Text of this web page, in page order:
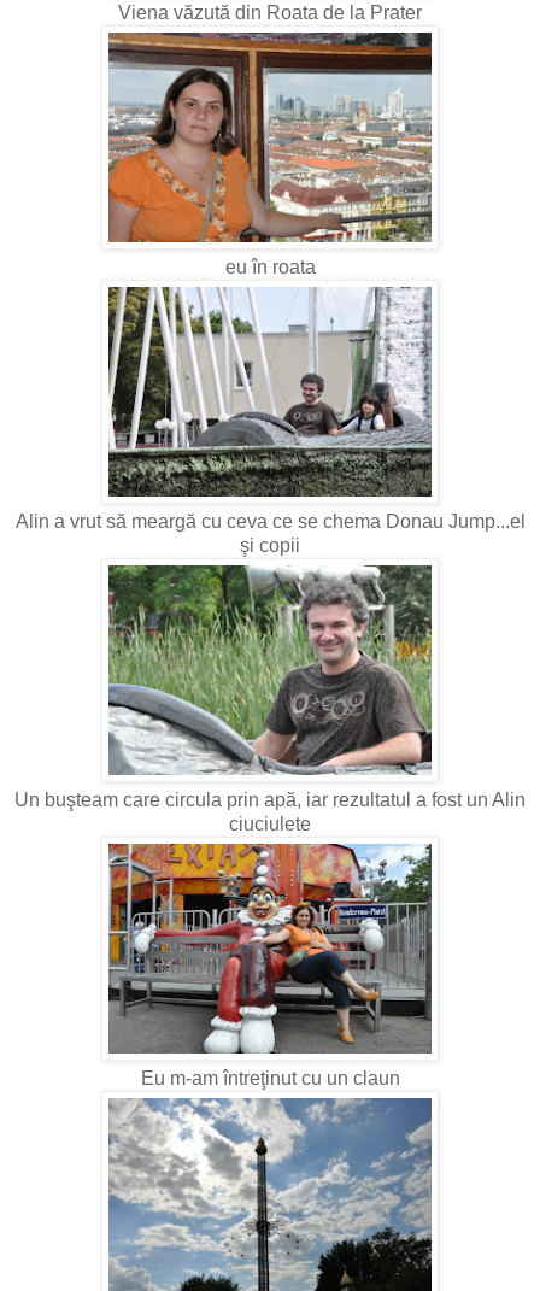
Viena văzută din Roata de la Prater
eu în roata
Alin a vrut să meargă cu ceva ce se chema Donau Jump...el
şi copii
Un buşteam care circula prin apă, iar rezultatul a fost un Alin
ciuciulete
Eu m-am întreţinut cu un claun